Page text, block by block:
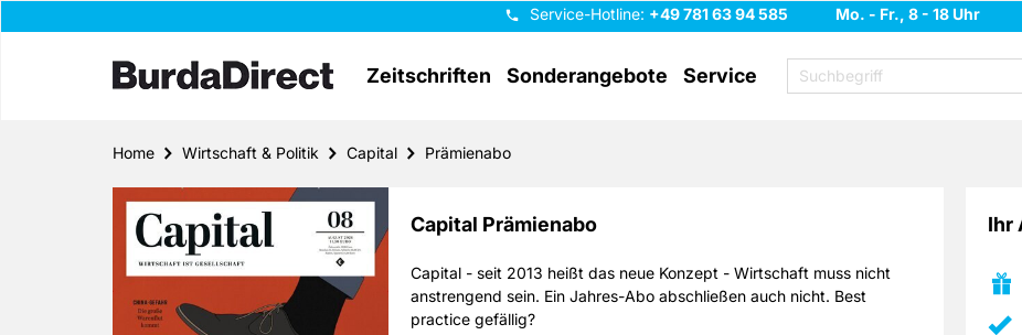
Service-Hotline: +49 781 63 94 585 Mo. - Fr., 8 - 18 Uhr
Zeitschriften Sonderangebote Service
Home Wirtschaft & Politik Capital Prämienabo
Capital Prämienabo
Capital - seit 2013 heißt das neue Konzept - Wirtschaft muss nicht
anstrengend sein. Ein Jahres-Abo abschließen auch nicht. Best
practice gefällig?
Ihr